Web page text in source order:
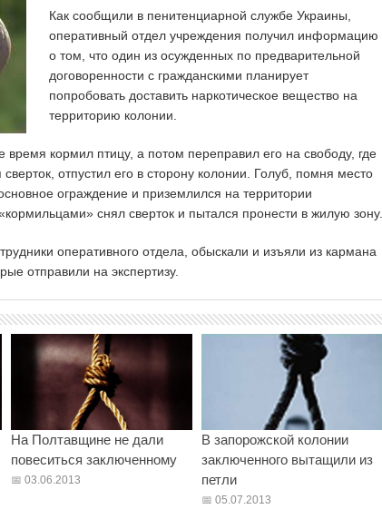
Как сообщили в пенитенциарной службе Украины,
оперативный отдел учреждения получил информацию
о том, что один из осужденных по предварительной
договоренности с гражданскими планирует
попробовать доставить наркотическое вещество на
территорию колонии.
кормил птицу, а потом переправил его на свободу, где
отпустил его в сторону колонии. Голуб, помня место
ограждение и приземлился на территории
снял сверток и пытался пронести в жилую зону.
оперативного отдела, обыскали и изъяли из кармана
отправили на экспертизу.
На Полтавщине не дали
повеситься заключенному
03.06.2013
В запорожской колонии
заключенного вытащили из
петли
05.07.2013